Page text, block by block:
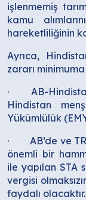
işlenmemiş
kamu
hareketliliğinin
Ayrıca,
zararı
· AB-Hindistan
Hindistan
Yükümlülük
· AB’de ve
önemli bir
ile yapılan STA
vergisi
faydalı olacaktır.